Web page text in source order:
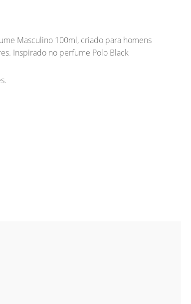
Masculino 100ml, criado para homens
Inspirado no perfume Polo Black